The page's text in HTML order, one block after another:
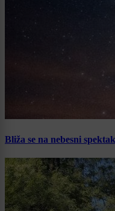
Bliža se na nebesni